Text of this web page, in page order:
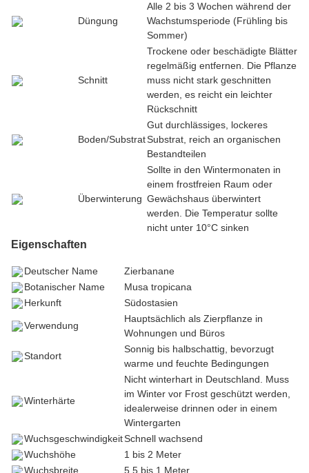
Düngung
Alle 2 bis 3 Wochen während der
Wachstumsperiode (Frühling bis
Sommer)
Schnitt
Trockene oder beschädigte Blätter
regelmäßig entfernen. Die Pflanze
muss nicht stark geschnitten
werden, es reicht ein leichter
Rückschnitt
Boden/Substrat
Gut durchlässiges, lockeres
Substrat, reich an organischen
Bestandteilen
Überwinterung
Sollte in den Wintermonaten in
einem frostfreien Raum oder
Gewächshaus überwintert
werden. Die Temperatur sollte
nicht unter 10°C sinken
Eigenschaften
Deutscher Name
Zierbanane
Botanischer Name
Musa tropicana
Herkunft
Südostasien
Verwendung
Hauptsächlich als Zierpflanze in
Wohnungen und Büros
Standort
Sonnig bis halbschattig, bevorzugt
warme und feuchte Bedingungen
Winterhärte
Nicht winterhart in Deutschland. Muss
im Winter vor Frost geschützt werden,
idealerweise drinnen oder in einem
Wintergarten
WuchsgeschwindigkeitSchnell wachsend
Wuchshöhe
1 bis 2 Meter
Wuchsbreite
5,5 bis 1 Meter